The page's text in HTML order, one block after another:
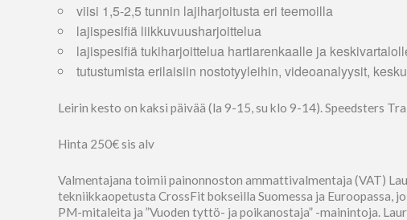
viisi 1,5-2,5 tunnin lajiharjoitusta eri teemoilla
lajispesifiä liikkuvuusharjoittelua
lajispesifiä tukiharjoittelua hartiarenkaalle ja
tutustumista erilaisiin nostotyyleihin, videoanalyysit,
Leirin kesto on kaksi päivää (la 9-15, su klo 9-14). Speedsters
Hinta 250€ sis alv
Valmentajana toimii painonnoston ammattivalmentaja (VAT)
tekniikkaopetusta CrossFit bokseilla Suomessa ja Euroopassa,
PM-mitaleita ja ”Vuoden tyttö- ja poikanostaja” -mainintoja.